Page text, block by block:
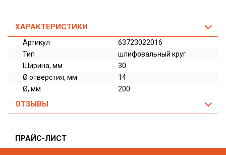
ХАРАКТЕРИСТИКИ
Артикул
63723022016
Тип
шлифовальный круг
Ширина, мм
30
Ø отверстия, мм
14
Ø, мм
200
ОТЗЫВЫ
ПРАЙС-ЛИСТ